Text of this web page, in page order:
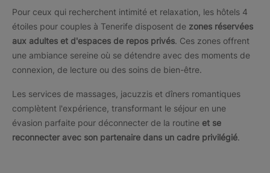
Pour ceux qui recherchent intimité et relaxation, les hôtels 4
étoiles pour couples à Tenerife disposent de zones réservées
aux adultes et d'espaces de repos privés. Ces zones offrent
une ambiance sereine où se détendre avec des moments de
connexion, de lecture ou des soins de bien-être.
Les services de massages, jacuzzis et dîners romantiques
complètent l'expérience, transformant le séjour en une
évasion parfaite pour déconnecter de la routine et se
reconnecter avec son partenaire dans un cadre privilégié.